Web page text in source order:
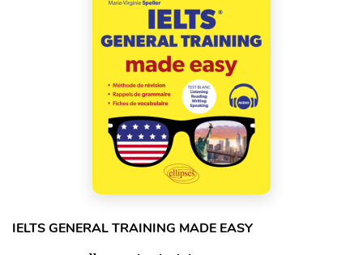
IELTS GENERAL TRAINING MADE EASY